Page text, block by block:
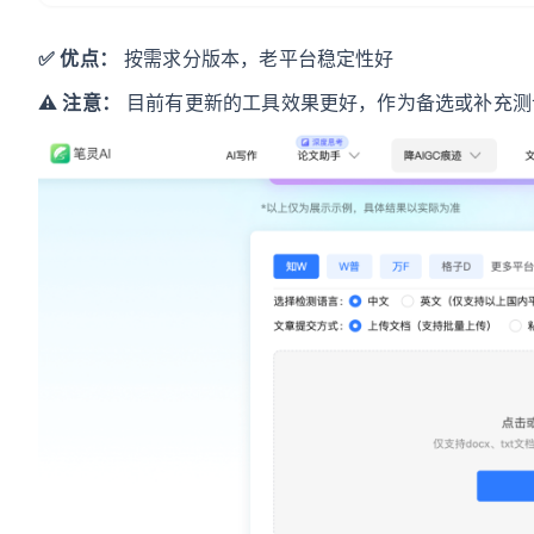
✅ 优点：
按需求分版本，老平台稳定性好
⚠️ 注意：
目前有更新的工具效果更好，作为备选或补充